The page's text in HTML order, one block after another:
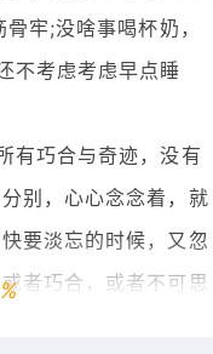
牢;没啥事喝杯奶，
不考虑考虑早点睡
有巧合与奇迹，没有
别，心心念念着，就
要淡忘的时候，又忽
者巧合，或者不可思